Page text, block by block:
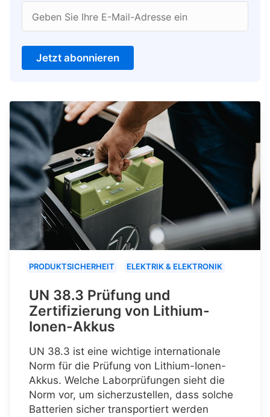
Geben Sie Ihre E-Mail-Adresse ein
Jetzt abonnieren
PRODUKTSICHERHEIT ELEKTRIK & ELEKTRONIK
UN 38.3 Prüfung und
Zertifizierung von Lithium-
Ionen-Akkus
UN 38.3 ist eine wichtige internationale
Norm für die Prüfung von Lithium-Ionen-
Akkus. Welche Laborprüfungen sieht die
Norm vor, um sicherzustellen, dass solche
Batterien sicher transportiert werden